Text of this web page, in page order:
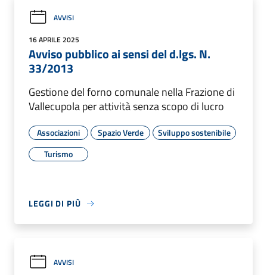
AVVISI
16 APRILE 2025
Avviso pubblico ai sensi del d.lgs. N.
33/2013
Gestione del forno comunale nella Frazione di
Vallecupola per attività senza scopo di lucro
Associazioni Spazio Verde
Sviluppo sostenibile
Turismo
LEGGI DI PIÙ
AVVISI